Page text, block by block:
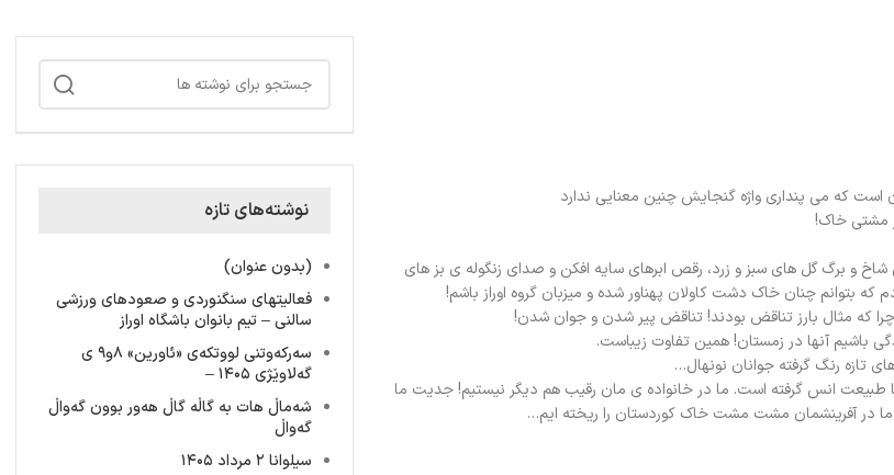
که می پنداری واژه گنجایش چنین معنایی ندارد
مشتی خاک!
و برگ گل های سبز و زرد، رقص ابرهای سایه افکن و صدای زنگوله ی بز های
بتوانم چنان خاک دشت کاولان پهناور شده و میزبان گروه اوراز باشم!
که مثال بارز تناقض بودند! تناقض پیر شدن و جوان شدن!
باشیم آنها در زمستان! همین تفا‌وت زیباست.
تازه رنگ گرفته جوانان نونهال…
انس گرفته است. ما در خانواده ی مان رقیب هم دیگر نیستیم! جدیت ما
ما در آفرینشمان مشت مشت خاک کوردستان را ریخته ایم…
نوشته‌های تازه
(بدون عنوان)
فعالیتهای سنگنوردی و صعودهای ورزشی
سالنی – تیم بانوان باشگاه اوراز
سەرکەوتنی لووتکەی «ئاورین» ٨و٩ ی
گەلاوێژی ١٤٠٥ –
شەماڵ هات بە گاڵە گاڵ هەور بوون گەواڵ
گەواڵ
سیلوانا ۲ مرداد ۱۴۰۵